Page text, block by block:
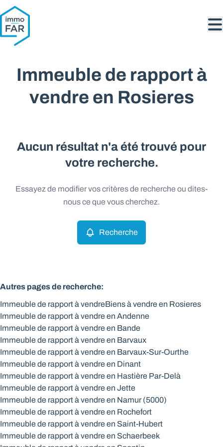
Aller au contenu principal
Immeuble de rapport à
vendre en Rosieres
Aucun résultat n'a été trouvé pour
votre recherche.
Essayez de modifier vos critères de recherche ou dites-
nous ce que vous cherchez.
Recherche
Autres pages de recherche:
Immeuble de rapport à vendreBiens à vendre en Rosieres
Immeuble de rapport à vendre en Andenne
Immeuble de rapport à vendre en Bande
Immeuble de rapport à vendre en Barvaux
Immeuble de rapport à vendre en Barvaux-Sur-Ourthe
Immeuble de rapport à vendre en Dinant
Immeuble de rapport à vendre en Hastière Par-Delà
Immeuble de rapport à vendre en Jette
Immeuble de rapport à vendre en Namur (5000)
Immeuble de rapport à vendre en Rochefort
Immeuble de rapport à vendre en Saint-Hubert
Immeuble de rapport à vendre en Schaerbeek